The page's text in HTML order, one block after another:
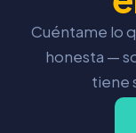
Cuéntame lo
honesta —
tiene